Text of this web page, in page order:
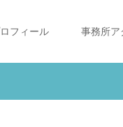
フィール 事務所ア